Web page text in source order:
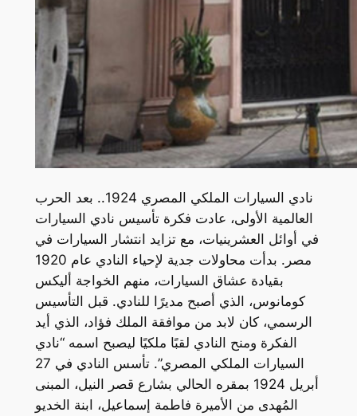
نادي السيارات الملكي المصري 1924.. بعد الحرب
العالمية الأولى، عادت فكرة تأسيس نادي السيارات
في أوائل العشرينيات، مع تزايد انتشار السيارات في
مصر. بدأت محاولات جدية لإحياء النادي عام 1920
بقيادة عشاق السيارات، منهم الخواجة أليكس
كومانوس، الذي أصبح مديرًا للنادي. قبل التأسيس
الرسمي، كان لابد من موافقة الملك فؤاد، الذي أيد
الفكرة ومنح النادي لقبًا ملكيًا ليصبح اسمه “نادي
السيارات الملكي المصري”. تأسس النادي في 27
أبريل 1924 بمقره الحالي بشارع قصر النيل، المبنى
المُهدى من الأميرة فاطمة إسماعيل، ابنة الخديو